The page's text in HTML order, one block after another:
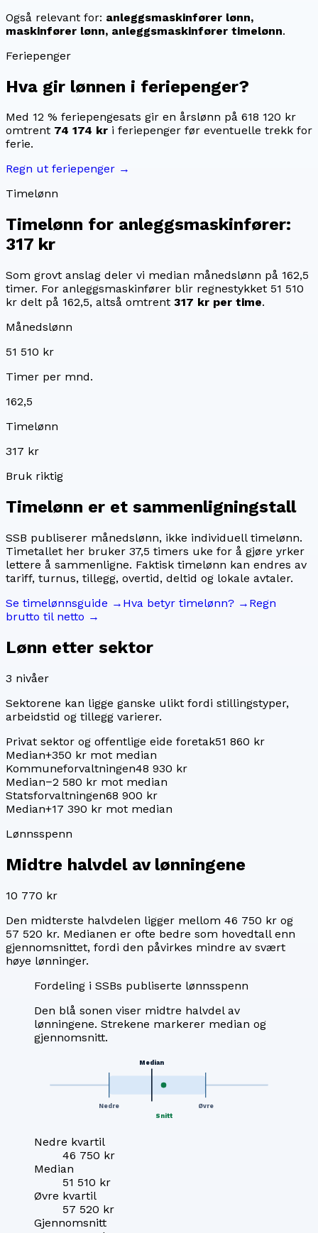
Også relevant for: anleggsmaskinfører lønn,
maskinfører lønn, anleggsmaskinfører timelønn.
Feriepenger
Hva gir lønnen i feriepenger?
Med 12 % feriepengesats gir en årslønn på 618 120 kr
omtrent 74 174 kr i feriepenger før eventuelle trekk for
ferie.
Regn ut feriepenger →
Timelønn
Timelønn for anleggsmaskinfører:
317 kr
Som grovt anslag deler vi median månedslønn på 162,5
timer. For anleggsmaskinfører blir regnestykket 51 510
kr delt på 162,5, altså omtrent 317 kr per time.
Månedslønn
51 510 kr
Timer per mnd.
162,5
Timelønn
317 kr
Bruk riktig
Timelønn er et sammenligningstall
SSB publiserer månedslønn, ikke individuell timelønn.
Timetallet her bruker 37,5 timers uke for å gjøre yrker
lettere å sammenligne. Faktisk timelønn kan endres av
tariff, turnus, tillegg, overtid, deltid og lokale avtaler.
Se timelønnsguide → Hva betyr timelønn? → Regn
brutto til netto →
Lønn etter sektor
3 nivåer
Sektorene kan ligge ganske ulikt fordi stillingstyper,
arbeidstid og tillegg varierer.
Privat sektor og offentlige eide foretak51 860 kr
Median+350 kr mot median
Kommuneforvaltningen48 930 kr
Median−2 580 kr mot median
Statsforvaltningen68 900 kr
Median+17 390 kr mot median
Lønnsspenn
Midtre halvdel av lønningene
10 770 kr
Den midterste halvdelen ligger mellom 46 750 kr og
57 520 kr. Medianen er ofte bedre som hovedtall enn
gjennomsnittet, fordi den påvirkes mindre av svært
høye lønninger.
Fordeling i SSBs publiserte lønnsspenn
Den blå sonen viser midtre halvdel av
lønningene. Strekene markerer median og
gjennomsnitt.
Nedre
Median
Øvre
Snitt
Nedre kvartil
46 750 kr
Median
51 510 kr
Øvre kvartil
57 520 kr
Gjennomsnitt